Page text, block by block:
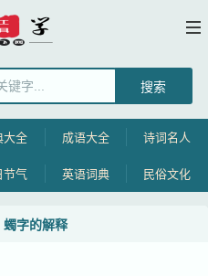
大全 成语大全 诗词名人
节气 英语词典 民俗文化
蠋字的解释